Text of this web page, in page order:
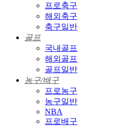
프로축구
해외축구
축구일반
골프
국내골프
해외골프
골프일반
농구/배구
프로농구
농구일반
NBA
프로배구